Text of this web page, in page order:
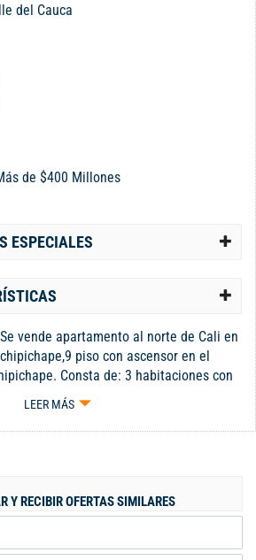
del Cauca
de $400 Millones
ESPECIALES
Se vende apartamento al norte de Cali en
piso con ascensor en el
Consta de: 3 habitaciones con
con vestier baño, y alcoba de servicio,
con ventanal corredizo , cocina
baño de servicio, amplios espacios,
portería con doble puerta de
oficinas administrativas,
de parqueo exterior. Zona residencial,
LEER MÁS
Y RECIBIR OFERTAS SIMILARES